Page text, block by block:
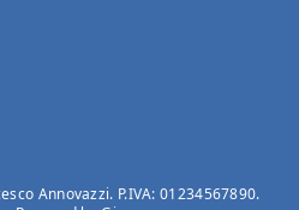
Annovazzi. P.IVA: 01234567890.